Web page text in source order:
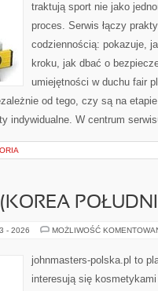
traktują sport nie jako
proces. Serwis łączy
codziennością: pokazuje,
kroku, jak dbać o
umiejętności w duchu fair
od tego, czy są na
indywidualne. W centrum
- 2026 MOŻLIWOŚĆ
johnmasters-polska.pl to
interesują się